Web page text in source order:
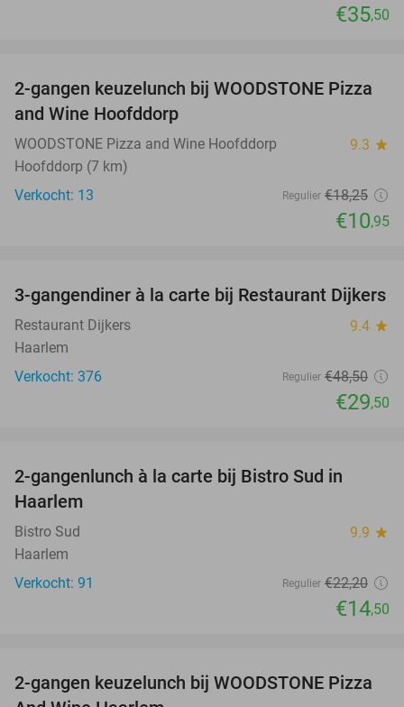
€35,50
40%
2-gangen keuzelunch bij WOODSTONE Pizza
and Wine Hoofddorp
WOODSTONE Pizza and Wine Hoofddorp 9.3 star
Hoofddorp (7 km)
Verkocht: 13
Regulier €18,25
€10,95
39%
3-gangendiner à la carte bij Restaurant Dijkers
Restaurant Dijkers 9.4 star
Haarlem
Verkocht: 376
Regulier €48,50
€29,50
2-gangenlunch à la carte bij Bistro Sud in
Haarlem
Bistro Sud 9.9 star
Haarlem
Verkocht: 91
Regulier €22,20
€14,50
46%
2-gangen keuzelunch bij WOODSTONE Pizza